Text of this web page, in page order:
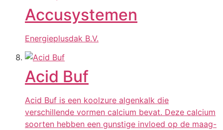
Accusystemen
Energieplusdak B.V.
Acid Buf
Acid Buf is een koolzure algenkalk die
verschillende vormen calcium bevat. Deze calcium
soorten hebben een gunstige invloed op de maag-